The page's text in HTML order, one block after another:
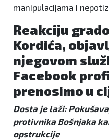
manipulacijama i
Reakciju
Kordića,
njegovom
Facebook
prenosimo u
Dosta je laži:
protivnika Bošnjaka
opstrukcije